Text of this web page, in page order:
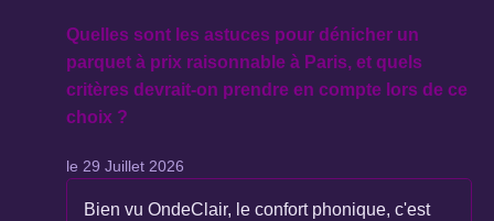
Quelles sont les astuces pour dénicher un
parquet à prix raisonnable à Paris, et quels
critères devrait-on prendre en compte lors de ce
choix ?
le 29 Juillet 2026
Bien vu OndeClair, le confort phonique, c'est